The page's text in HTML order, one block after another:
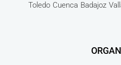
Toledo Cuenca Badajoz